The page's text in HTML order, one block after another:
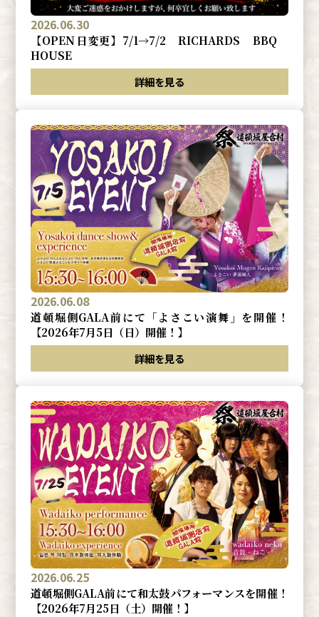
2026.06.30
【OPEN日変更】7/1→7/2 RICHARDS BBQ
HOUSE
詳細を見る
2026.06.08
道頓堀側GALA前にて「よさこい演舞」を開催！
【2026年7月5日（日）開催！】
詳細を見る
2026.06.25
道頓堀側GALA前にて和太鼓パフォーマンスを開催！
【2026年7月25日（土）開催！】